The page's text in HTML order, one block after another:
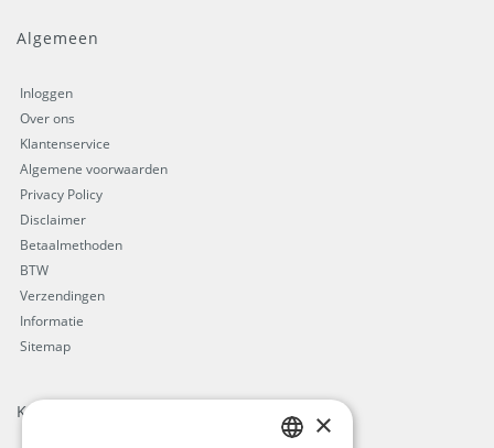
Algemeen
Inloggen
Over ons
Klantenservice
Algemene voorwaarden
Privacy Policy
Disclaimer
Betaalmethoden
BTW
Verzendingen
Informatie
Sitemap
Keurmerken ×